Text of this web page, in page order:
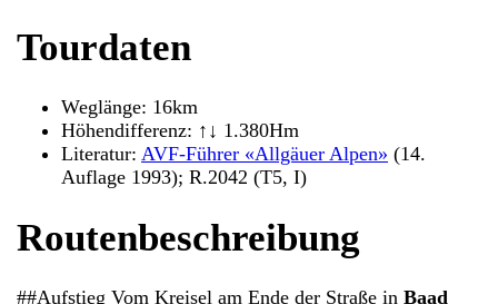
Tourdaten
Weglänge: 16km
Höhendifferenz: ↑↓ 1.380Hm
Literatur:AVF-Führer «Allgäuer Alpen» (14.
Auflage 1993); R.2042 (T5, I)
Routenbeschreibung
##Aufstieg Vom Kreisel am Ende der Straße inBaad